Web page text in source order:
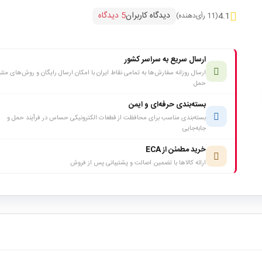
4.1(11 رأی‌دهنده) دیدگاه کاربران5 دیدگاه
ارسال سریع به سراسر کشور
ارسال روزانه سفارش‌ها به تمامی نقاط ایران با امکان ارسال رایگان و روش‌های
حمل
بسته‌بندی حرفه‌ای و ایمن
بسته‌بندی مناسب برای محافظت از قطعات الکترونیکی حساس در فرآیند حمل و
جابه‌جایی
خرید مطمئن از ECA
ارائه کالاها با تضمین اصالت و پشتیبانی پس از فروش